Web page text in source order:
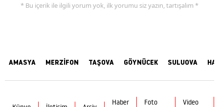
* Bu içerik ile ilgili yorum yok, ilk yorumu siz yazın, tartışalım *
AMASYA MERZİFON TAŞOVA GÖYNÜCEK SULUOVA
Haber Foto Video